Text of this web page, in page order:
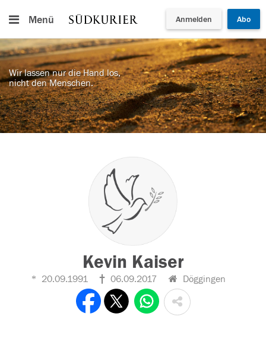
Menü Anmelden Abo
Wir lassen nur die Hand los,
nicht den Menschen.
Kevin Kaiser
20.09.1991 06.09.2017 Döggingen